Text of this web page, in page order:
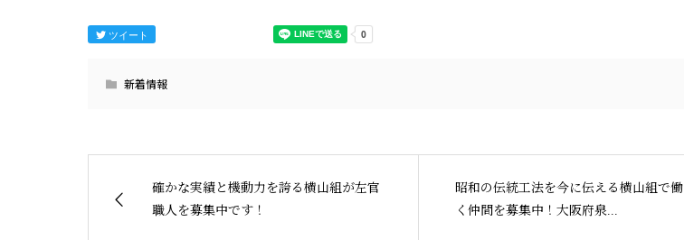
ツイート
新着情報
確かな実績と機動力を誇る横山組が左官
職人を募集中です！
昭和の伝統工法を今に伝える横山組で働
く仲間を募集中！大阪府泉...